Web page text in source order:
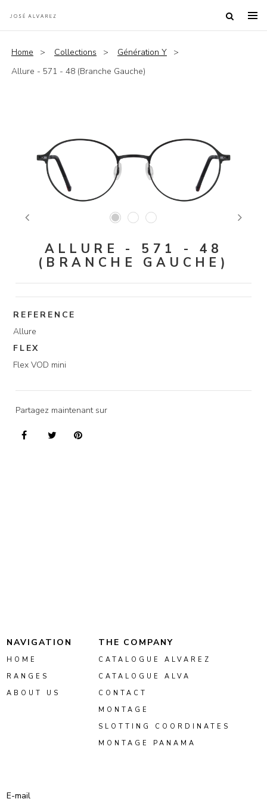
Home Collections
Génération Y
Allure - 571 - 48 (Branche Gauche)
Previous Next
ALLURE - 571 - 48
(BRANCHE GAUCHE)
REFERENCE
Allure
FLEX
Flex VOD mini
Partagez maintenant sur
NAVIGATION
HOME
RANGES
ABOUT US
THE COMPANY
CATALOGUE ALVAREZ
CATALOGUE ALVA
CONTACT
MONTAGE
SLOTTING COORDINATES
MONTAGE PANAMA